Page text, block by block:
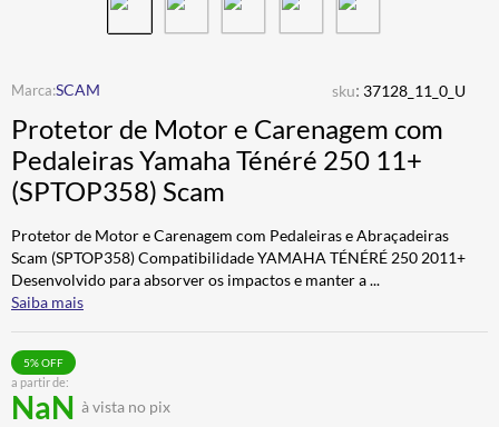
SCAM sku: 37128_11_0_U
Protetor de Motor e Carenagem com
Pedaleiras Yamaha Ténéré 250 11+
(SPTOP358) Scam
Protetor de Motor e Carenagem com Pedaleiras e Abraçadeiras
Scam (SPTOP358) Compatibilidade YAMAHA TÉNÉRÉ 250 2011+
Desenvolvido para absorver os impactos e manter a...
Saiba mais
a partir de:
NaN à vista no pix
5% OFF
BOTA
4º ÓCULOS SOLAR
5º LUVA
6º BAU
º ALPINESTAR
8º AIROH
9º CALÇA